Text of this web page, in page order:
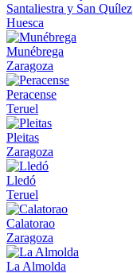
Santaliestra y San Quílez
Huesca
Munébrega
Zaragoza
Peracense
Teruel
Pleitas
Zaragoza
Lledó
Teruel
Calatorao
Zaragoza
La Almolda